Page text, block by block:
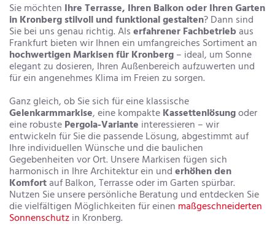
Sie möchten Ihre Terrasse, Ihren Balkon oder Ihren Garten
in Kronberg stilvoll und funktional gestalten? Dann sind
Sie bei uns genau richtig. Alserfahrener Fachbetriebaus
Frankfurt bieten wir Ihnen ein umfangreiches Sortiment an
hochwertigen Markisen für Kronberg– ideal, um Sonne
elegant zu dosieren, Ihren Außenbereich aufzuwerten und
für ein angenehmes Klima im Freien zu sorgen.
Ganz gleich, ob Sie sich für eine klassische
Gelenkarmmarkise, eine kompakteKassettenlösungoder
eine robustePergola-Variante interessieren – wir
entwickeln für Sie die passende Lösung, abgestimmt auf
Ihre individuellen Wünsche und die baulichen
Gegebenheiten vor Ort. Unsere Markisen fügen sich
harmonisch in Ihre Architektur ein underhöhen den
Komfortauf Balkon, Terrasse oder im Garten spürbar.
Nutzen Sie unsere persönliche Beratung und entdecken Sie
die vielfältigen Möglichkeiten für einen maßgeschneiderten
Sonnenschutzin Kronberg.